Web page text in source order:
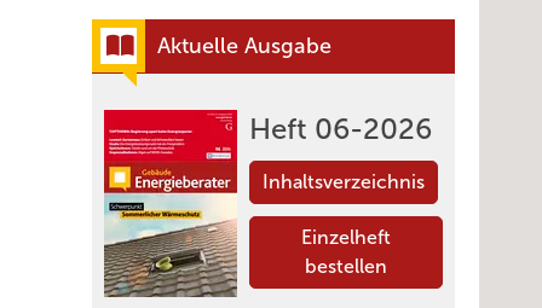
Aktuelle Ausgabe
Heft 06-2026
Inhaltsverzeichnis
Einzelheft
bestellen